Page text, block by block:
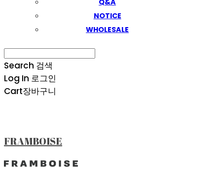
Q&A
NOTICE
WHOLESALE
Search 검색
Log In 로그인
Cart장바구니
FRAMBOISE